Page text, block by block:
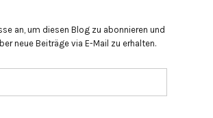
an, um diesen Blog zu abonnieren und
neue Beiträge via E-Mail zu erhalten.